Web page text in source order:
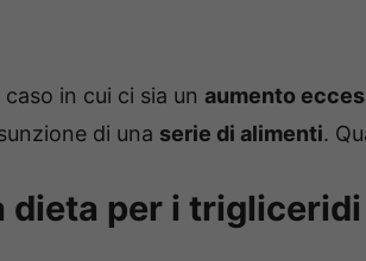
caso in cui ci sia un aumento
di una serie di alimenti.
dieta per i